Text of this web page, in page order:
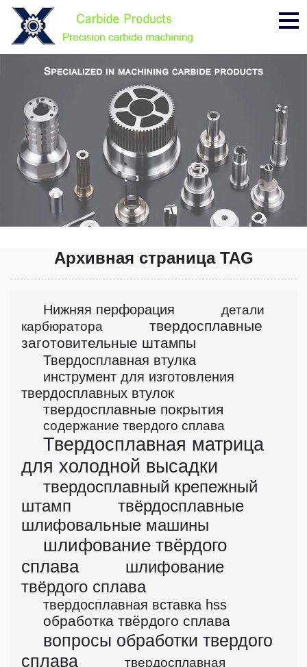
Архивная страница TAG
Нижняя перфорация
детали
карбюратора
твердосплавные
заготовительные штампы
Твердосплавная втулка
инструмент для изготовления
твердосплавных втулок
твердосплавные покрытия
содержание твердого сплава
Твердосплавная матрица
для холодной высадки
твердосплавный крепежный
штамп
твёрдосплавные
шлифовальные машины
шлифование твёрдого
сплава
шлифование
твёрдого сплава
твердосплавная вставка hss
обработка твёрдого сплава
вопросы обработки твердого
сплава
твердосплавная